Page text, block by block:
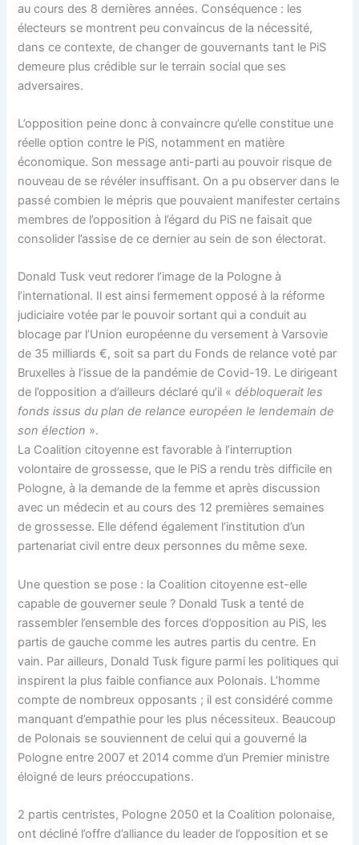
au cours des 8 dernières années. Conséquence : les
électeurs se montrent peu convaincus de la nécessité,
dans ce contexte, de changer de gouvernants tant le PiS
demeure plus crédible sur le terrain social que ses
adversaires.
L’opposition peine donc à convaincre qu’elle constitue une
réelle option contre le PiS, notamment en matière
économique. Son message anti-parti au pouvoir risque de
nouveau de se révéler insuffisant. On a pu observer dans le
passé combien le mépris que pouvaient manifester certains
membres de l’opposition à l’égard du PiS ne faisait que
consolider l’assise de ce dernier au sein de son électorat.
Donald Tusk veut redorer l’image de la Pologne à
l’international. Il est ainsi fermement opposé à la réforme
judiciaire votée par le pouvoir sortant qui a conduit au
blocage par l’Union européenne du versement à Varsovie
de 35 milliards €, soit sa part du Fonds de relance voté par
Bruxelles à l’issue de la pandémie de Covid-19. Le dirigeant
de l’opposition a d’ailleurs déclaré qu’il «débloquerait les
fonds issus du plan de relance européen le lendemain de
son élection ».
La Coalition citoyenne est favorable à l’interruption
volontaire de grossesse, que le PiS a rendu très difficile en
Pologne, à la demande de la femme et après discussion
avec un médecin et au cours des 12 premières semaines
de grossesse. Elle défend également l’institution d’un
partenariat civil entre deux personnes du même sexe.
Une question se pose : la Coalition citoyenne est-elle
capable de gouverner seule ? Donald Tusk a tenté de
rassembler l’ensemble des forces d’opposition au PiS, les
partis de gauche comme les autres partis du centre. En
vain. Par ailleurs, Donald Tusk figure parmi les politiques qui
inspirent la plus faible confiance aux Polonais. L’homme
compte de nombreux opposants ; il est considéré comme
manquant d’empathie pour les plus nécessiteux. Beaucoup
de Polonais se souviennent de celui qui a gouverné la
Pologne entre 2007 et 2014 comme d’un Premier ministre
éloigné de leurs préoccupations.
2 partis centristes, Pologne 2050 et la Coalition polonaise,
ont décliné l’offre d’alliance du leader de l’opposition et se